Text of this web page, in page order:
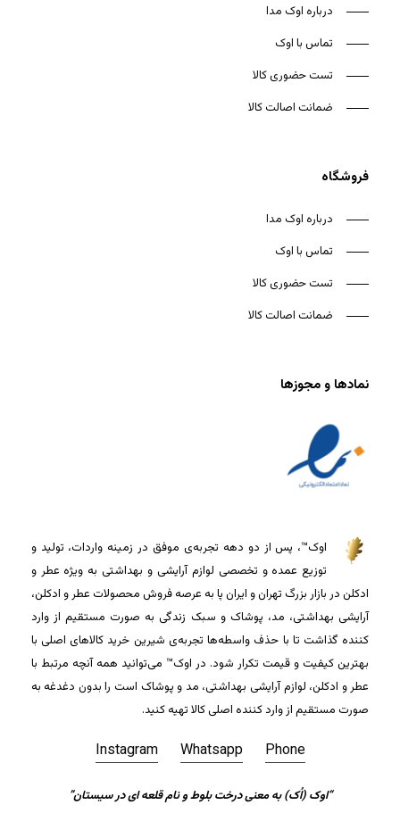
جمع جزء: 0تومان
درباره اوک مدا
تماس با اوک
تست حضوری کالا
ضمانت اصالت کالا
فروشگاه
درباره اوک مدا
تماس با اوک
تست حضوری کالا
ضمانت اصالت کالا
نمادها و مجوزها
اوک™، پس از دو دهه تجربه‌ی موفق در زمینه واردات، تولید و
توزیع عمده و تخصصی لوازم آرایشی و بهداشتی به ویژه عطر و
ادکلن در بازار بزرگ تهران و ایران پا به عرصه فروش محصولات عطر و ادکلن،
آرایشی بهداشتی، مد، پوشاک و سبک زندگی به صورت مستقیم از وارد
کننده گذاشت تا با حذف واسطه‌ها تجربه‌ی شیرین خرید کالاهای اصلی با
بهترین کیفیت و قیمت تکرار شود. در اوک™ می‌توانید همه آنچه مرتبط با
عطر و ادکلن، لوازم آرایشی بهداشتی، مد و پوشاک است را بدون دغدغه به
صورت مستقیم از وارد کننده اصلی کالا تهیه کنید.
Instagram Whatsapp Phone
“اوک (اُک) به معنی درخت بلوط و نام قلعه ای در سیستان”